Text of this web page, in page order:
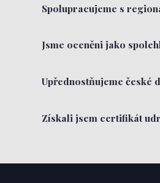
Spolupracujeme s
Jsme oceněni jako
Upřednostňujeme české
Získali jsem certifikát